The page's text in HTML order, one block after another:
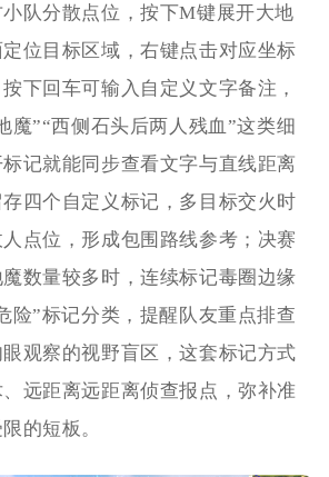
队分散点位，按下M键展开大地
位目标区域，右键点击对应坐标
下回车可输入自定义文字备注，
魔”“西侧石头后两人残血”这类细
记就能同步查看文字与直线距离
四个自定义标记，多目标交火时
点位，形成包围路线参考；决赛
数量较多时，连续标记毒圈边缘
险”标记分类，提醒队友重点排查
观察的视野盲区，这套标记方式
远距离远距离侦查报点，弥补准
的短板。